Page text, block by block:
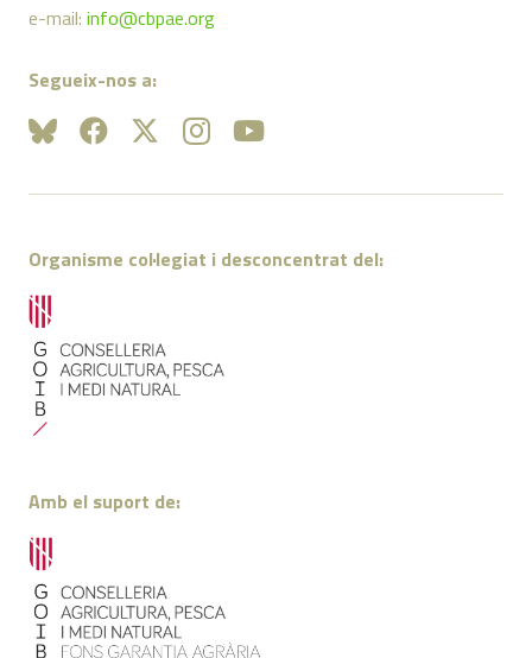
e-mail: info@cbpae.org
Segueix-nos a:
Organisme col·legiat i desconcentrat del:
Amb el suport de: